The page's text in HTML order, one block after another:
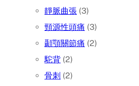
靜脈曲張 (3)
頸源性頭痛 (3)
顳顎關節痛 (2)
駝背 (2)
骨刺 (2)